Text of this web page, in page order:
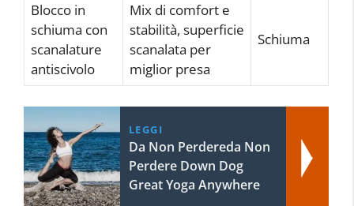
Blocco in
schiuma con
scanalature
antiscivolo
Mix di comfort e
stabilità, superficie
scanalata per
miglior presa
Schiuma
LEGGI
Da Non Perdereda Non
Perdere Down Dog
Great Yoga Anywhere